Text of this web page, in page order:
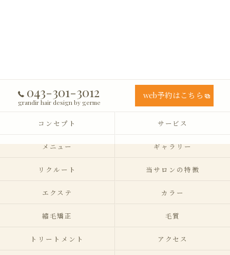
043-301-3012
grandir hair design by germe
web予約はこちら
コンセプト サービス
メニュー ギャラリー
リクルート 当サロンの特徴
エクステ カラー
縮毛矯正 毛質
トリートメント アクセス